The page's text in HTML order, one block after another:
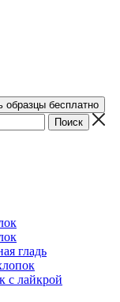
образцы бесплатно
гладь
с лайкрой